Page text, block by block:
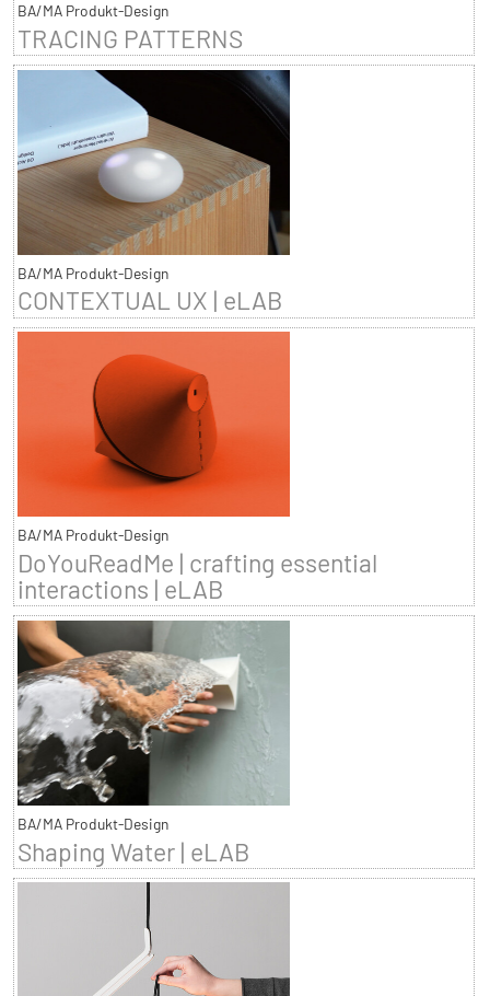
BA/MA Produkt-Design
TRACING PATTERNS
BA/MA Produkt-Design
CONTEXTUAL UX | eLAB
BA/MA Produkt-Design
DoYouReadMe | crafting essential
interactions | eLAB
BA/MA Produkt-Design
Shaping Water | eLAB